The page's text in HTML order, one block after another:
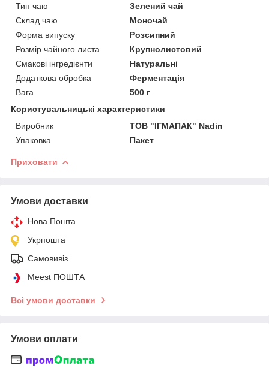
Тип чаю
Зелений чай
Склад чаю
Моночай
Форма випуску
Розсипний
Розмір чайного листа
Крупнолистовий
Смакові інгредієнти
Натуральні
Додаткова обробка
Ферментація
Вага
500 г
Користувальницькі характеристики
Виробник
ТОВ "ІГМАПАК" Nadin
Упаковка
Пакет
Приховати
Умови доставки
Нова Пошта
Укрпошта
Самовивіз
Meest ПОШТА
Всі умови доставки
Умови оплати